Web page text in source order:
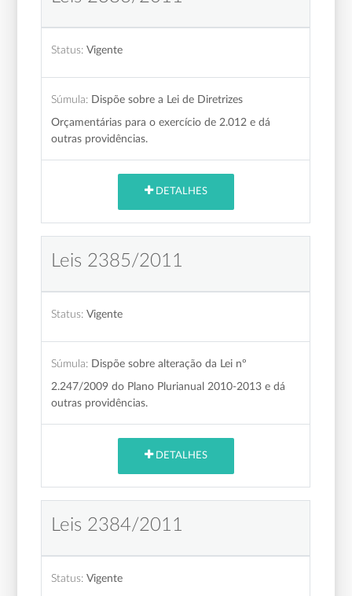
Status: Vigente
Súmula: Dispõe sobre a Lei de Diretrizes
Orçamentárias para o exercício de 2.012 e dá
outras providências.
DETALHES
Leis 2385/2011
Status: Vigente
Súmula: Dispõe sobre alteração da Lei nº
2.247/2009 do Plano Plurianual 2010-2013 e dá
outras providências.
DETALHES
Leis 2384/2011
Status: Vigente